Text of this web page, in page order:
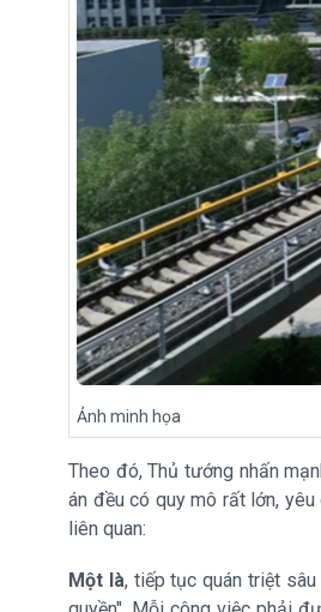
Ảnh minh họa
Theo đó, Thủ tướng nhấn
án đều có quy mô rất lớn,
liên quan:
Một là, tiếp tục quán triệt